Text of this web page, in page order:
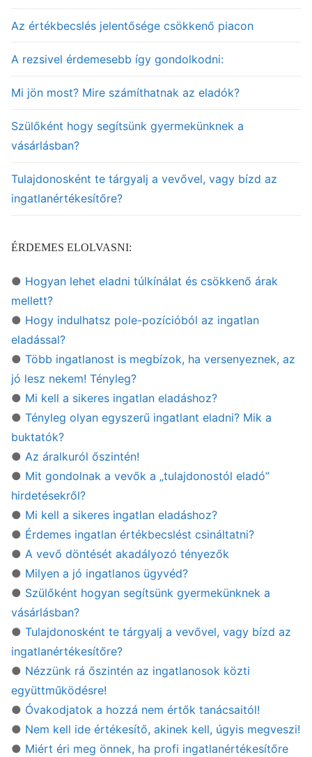
Az értékbecslés jelentősége csökkenő piacon
A rezsivel érdemesebb így gondolkodni:
Mi jön most? Mire számíthatnak az eladók?
Szülőként hogy segítsünk gyermekünknek a
vásárlásban?
Tulajdonosként te tárgyalj a vevővel, vagy bízd az
ingatlanértékesítőre?
ÉRDEMES ELOLVASNI:
● Hogyan lehet eladni túlkínálat és csökkenő árak
mellett?
● Hogy indulhatsz pole-pozícióból az ingatlan
eladással?
● Több ingatlanost is megbízok, ha versenyeznek, az
jó lesz nekem! Tényleg?
● Mi kell a sikeres ingatlan eladáshoz?
● Tényleg olyan egyszerű ingatlant eladni? Mik a
buktatók?
● Az áralkuról őszintén!
● Mit gondolnak a vevők a „tulajdonostól eladó”
hirdetésekről?
● Mi kell a sikeres ingatlan eladáshoz?
● Érdemes ingatlan értékbecslést csináltatni?
● A vevő döntését akadályozó tényezők
● Milyen a jó ingatlanos ügyvéd?
● Szülőként hogyan segítsünk gyermekünknek a
vásárlásban?
● Tulajdonosként te tárgyalj a vevővel, vagy bízd az
ingatlanértékesítőre?
● Nézzünk rá őszintén az ingatlanosok közti
együttműködésre!
● Óvakodjatok a hozzá nem értők tanácsaitól!
● Nem kell ide értékesítő, akinek kell, úgyis megveszi!
● Miért éri meg önnek, ha profi ingatlanértékesítőre